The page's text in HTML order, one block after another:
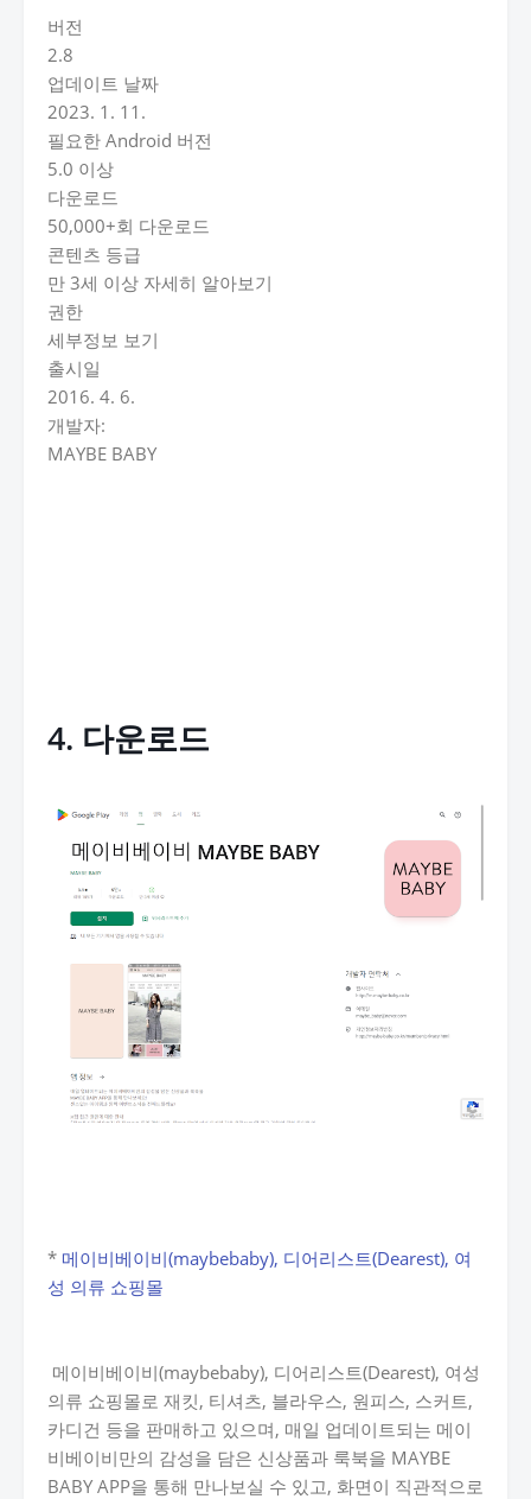
버전
2.8
업데이트 날짜
2023. 1. 11.
필요한 Android 버전
5.0 이상
다운로드
50,000+회 다운로드
콘텐츠 등급
만 3세 이상 자세히 알아보기
권한
세부정보 보기
출시일
2016. 4. 6.
개발자:
MAYBE BABY
4. 다운로드
* 메이비베이비(maybebaby), 디어리스트(Dearest), 여
성 의류 쇼핑몰
메이비베이비(maybebaby), 디어리스트(Dearest), 여성
의류 쇼핑몰로 재킷, 티셔츠, 블라우스, 원피스, 스커트,
카디건 등을 판매하고 있으며, 매일 업데이트되는 메이
비베이비만의 감성을 담은 신상품과 룩북을 MAYBE
BABY APP을 통해 만나보실 수 있고, 화면이 직관적으로